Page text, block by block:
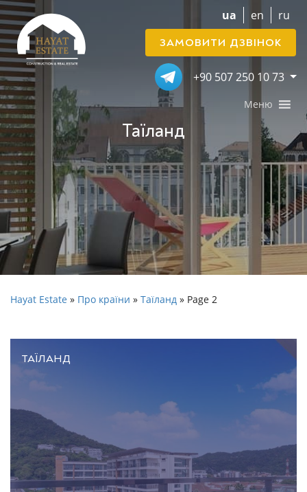
ua en ru
+90 507 250 10 73
ЗАМОВИТИ ДЗВІНОК
Меню
Таїланд
Hayat Estate » Про країни » Таїланд » Page 2
ТАЇЛАНД